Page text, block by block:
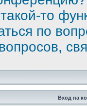
то
по
Вход на